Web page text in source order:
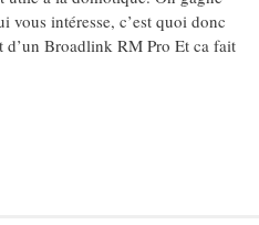
intéresse, c’est quoi donc
d’un Broadlink RM Pro Et ca fait